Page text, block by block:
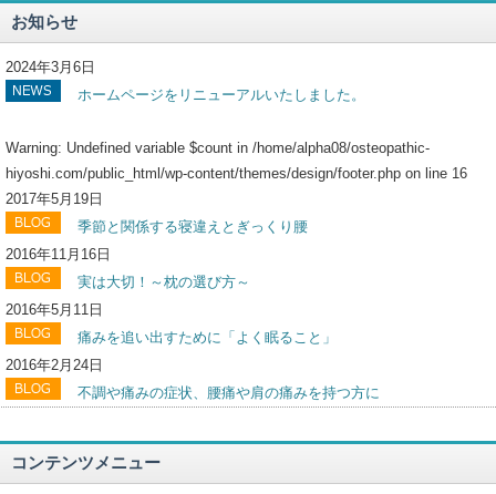
お知らせ
2024年3月6日
ホームページをリニューアルいたしました。
Warning: Undefined variable $count in /home/alpha08/osteopathic-
hiyoshi.com/public_html/wp-content/themes/design/footer.php on line 16
2017年5月19日
季節と関係する寝違えとぎっくり腰
2016年11月16日
実は大切！～枕の選び方～
2016年5月11日
痛みを追い出すために「よく眠ること」
2016年2月24日
不調や痛みの症状、腰痛や肩の痛みを持つ方に
コンテンツメニュー